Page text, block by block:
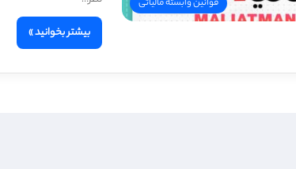
قوانین وابسته مالیاتی
بیشتر بخوانید »